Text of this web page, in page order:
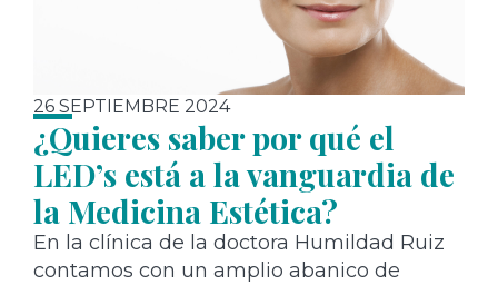
26 SEPTIEMBRE 2024
¿Quieres saber por qué el
LED’s está a la vanguardia de
la Medicina Estética?
En la clínica de la doctora Humildad Ruiz
contamos con un amplio abanico de